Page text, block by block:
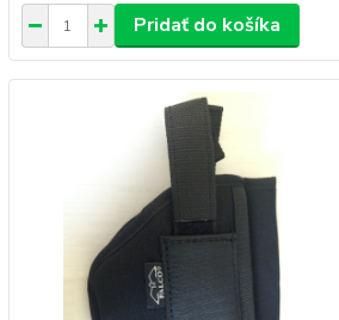
Pridať do košíka